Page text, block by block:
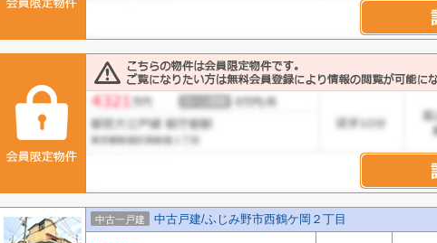
中古一戸建 中古戸建/ふじみ野市西鶴ケ岡２丁目